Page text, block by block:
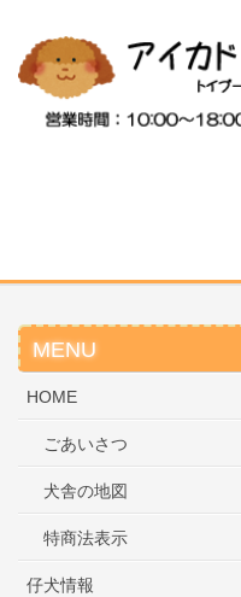
MENU
HOME
ごあいさつ
犬舎の地図
特商法表示
仔犬情報